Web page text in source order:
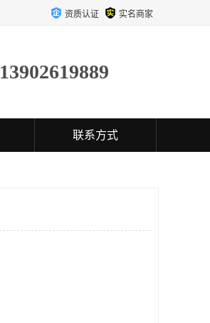
资质认证 实名商家
13902619889
联系方式